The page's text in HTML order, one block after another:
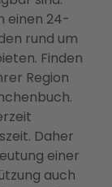
einen 24-
rund um
Finden
Region
Daher
einer
auch